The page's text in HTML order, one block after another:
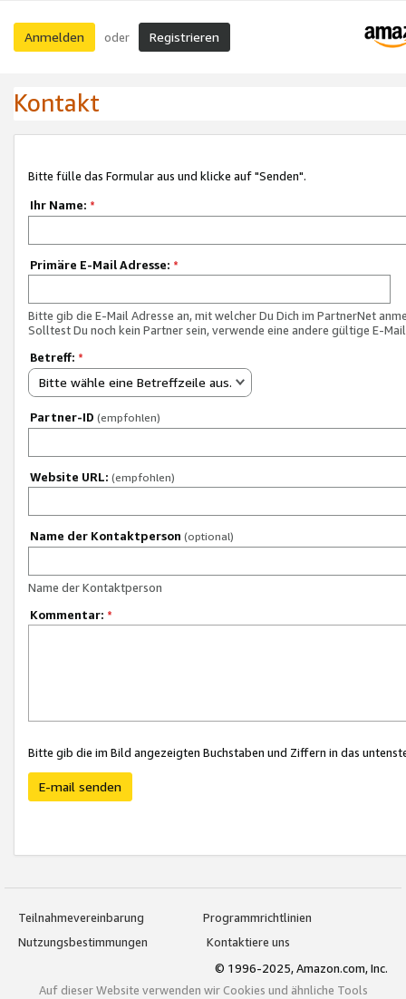
Anmelden oder Registrieren
Kontakt
Bitte fülle das Formular aus und klicke auf "Senden".
Ihr Name: *
Primäre E-Mail Adresse: *
Bitte gib die E-Mail Adresse an, mit welcher Du Dich im PartnerNet
Solltest Du noch kein Partner sein, verwende eine andere gültige E-
Betreff: *
Bitte wähle eine Betreffzeile aus.
Partner-ID (empfohlen)
Website URL: (empfohlen)
Name der Kontaktperson (optional)
Name der Kontaktperson
Kommentar: *
Bitte gib die im Bild angezeigten Buchstaben und Ziffern in das
E-mail senden
Teilnahmevereinbarung
Programmrichtlinien
Nutzungsbestimmungen
Kontaktiere uns
© 1996-2025, Amazon.com, Inc.
Auf dieser Website verwenden wir Cookies und ähnliche Tools